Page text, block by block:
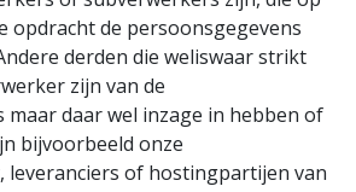
opdracht de persoonsgegevens
derden die weliswaar strikt
zijn van de
maar daar wel inzage in hebben of
bijvoorbeeld onze
leveranciers of hostingpartijen van